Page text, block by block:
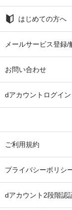
はじめての方へ
メールサービス登録/
お問い合わせ
dアカウントログイン
ご利用規約
プライバシーポリシ
dアカウント2段階認